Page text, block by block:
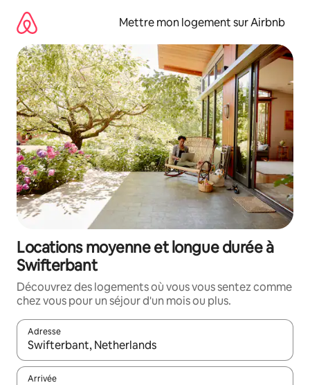
directement
contenu
Mettre mon logement sur Airbnb
Locations moyenne et longue durée à
Swifterbant
Découvrez des logements où vous vous sentez comme
chez vous pour un séjour d'un mois ou plus.
Adresse
Lorsque les résultats s'affichent, utilisez les flèches vers le
Arrivée